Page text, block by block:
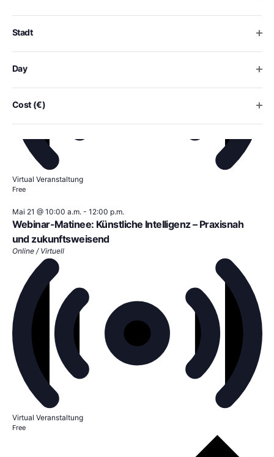
inputs
cause
the
list
events
to
the
filtered
results.
Stadt
Day
Cost (€)
Virtual Veranstaltung
Free
Mai 21 @ 10:00 a.m. - 12:00 p.m.
Webinar-Matinee: Künstliche Intelligenz – Praxisnah
und zukunftsweisend
Online / Virtuell
Virtual Veranstaltung
Free